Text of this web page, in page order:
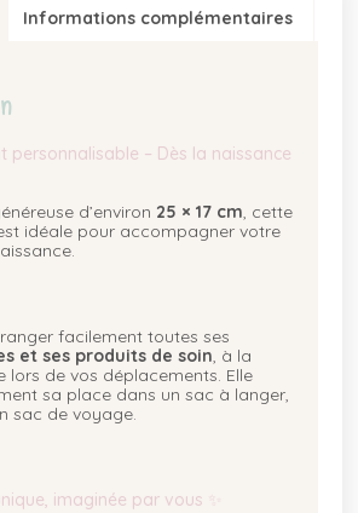
Informations complémentaires
personnalisable – Dès la naissance
d’environ 25 × 17 cm, cette
idéale pour accompagner votre
facilement toutes ses
et ses produits de soin, à la
lors de vos déplacements. Elle
sa place dans un sac à langer,
sac de voyage.
imaginée par vous ✨